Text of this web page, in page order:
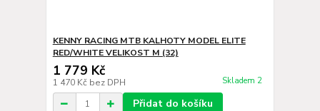
KENNY RACING MTB KALHOTY MODEL ELITE
RED/WHITE VELIKOST M (32)
1 779 Kč
1 470 Kč bez DPH Skladem 2
Přidat do košíku